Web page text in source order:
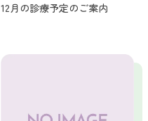
12月の診療予定のご案内